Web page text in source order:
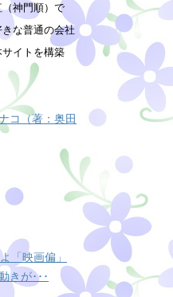
神門順）で
な普通の会社
イトを構築
コ（著：奥田
「映画偏」
きが･･･